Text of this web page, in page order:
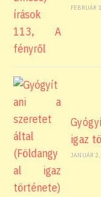
FEBRUÁR
igaz
JANUÁR